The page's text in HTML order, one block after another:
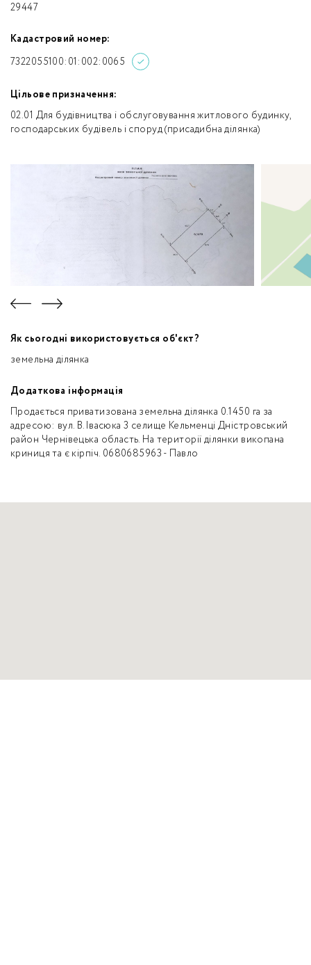
29447
Кадастровий номер:
7322055100:01:002:0065
Цільове призначення:
02.01 Для будівництва і обслуговування житлового будинку,
господарських будівель і споруд (присадибна ділянка)
Як сьогодні використовується об'єкт?
земельна ділянка
Додаткова інформація
Продається приватизована земельна ділянка 0.1450 га за
адресою: вул. В.Івасюка 3 селище Кельменці Дністровський
район Чернівецька область. На території ділянки викопана
криниця та є кірпіч. 0680685963 - Павло